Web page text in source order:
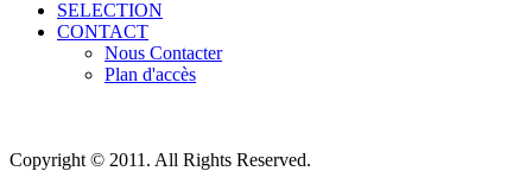
SELECTION
CONTACT
Nous Contacter
Plan d'accès
Copyright © 2011. All Rights Reserved.